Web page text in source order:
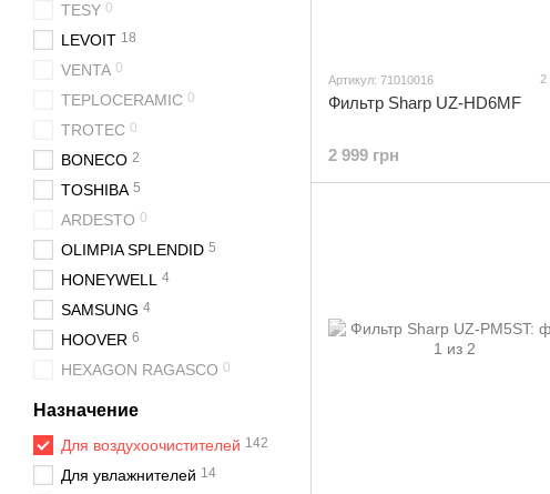
Артикул: 71010016 2
Фильтр Sharp UZ-HD6MF
2 999 грн
TESY 0
LEVOIT 18
VENTA 0
TEPLOCERAMIC 0
TROTEC 0
BONECO 2
TOSHIBA 5
ARDESTO 0
OLIMPIA SPLENDID 5
HONEYWELL 4
SAMSUNG 4
HOOVER 6
HEXAGON RAGASCO 0
Назначение
Для воздухоочистителей 142
Для увлажнителей 14